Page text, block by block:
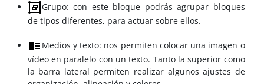
Grupo: con este bloque podrás agrupar bloques
de tipos diferentes, para actuar sobre ellos.
Medios y texto: nos permiten colocar una imagen o
vídeo en paralelo con un texto. Tanto la superior como
la barra lateral permiten realizar algunos ajustes de